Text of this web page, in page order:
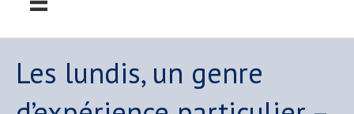
Les lundis, un genre